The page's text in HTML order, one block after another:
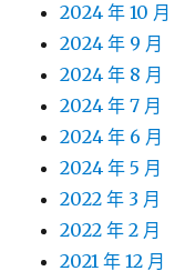
2024 年 10 月
2024 年 9 月
2024 年 8 月
2024 年 7 月
2024 年 6 月
2024 年 5 月
2022 年 3 月
2022 年 2 月
2021 年 12 月